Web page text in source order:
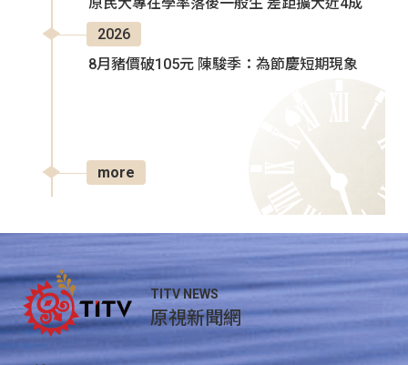
原民大專在學率落後一般生 差距擴大近4成
2026
8月豬價破105元 陳駿季：為節慶短期現象
more
TITV NEWS
原視新聞網